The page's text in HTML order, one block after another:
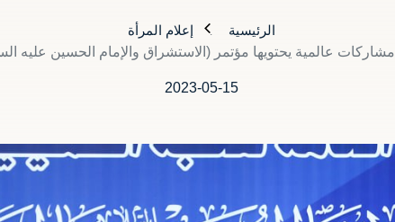
الرئيسية
إعلام المرأة
مشاركات عالمية يحتويها مؤتمر (الاستشراق والإمام الحسين عليه
2023-05-15